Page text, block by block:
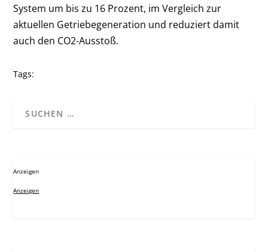
System um bis zu 16 Prozent, im Vergleich zur
aktuellen Getriebegeneration und reduziert damit
auch den CO2-Ausstoß.
Tags:
Anzeigen
Anzeigen